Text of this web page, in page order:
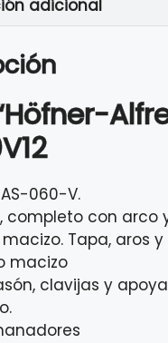
adicional
060-V.
completo con arco
Tapa, aros
macizo
clavijas y